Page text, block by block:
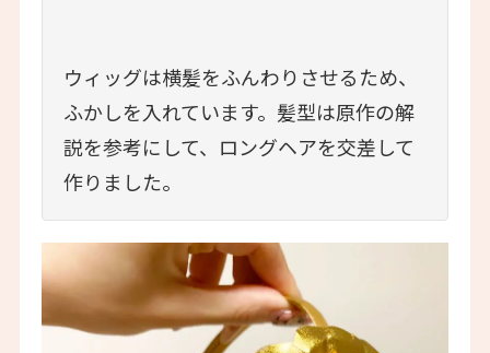
ウィッグは横髪をふんわりさせるため、
ふかしを入れています。髪型は原作の解
説を参考にして、ロングヘアを交差して
作りました。